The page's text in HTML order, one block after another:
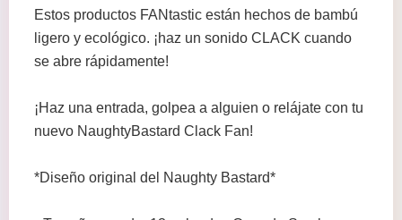
Estos productos FANtastic están hechos de bambú
ligero y ecológico. ¡haz un sonido CLACK cuando
se abre rápidamente!
¡Haz una entrada, golpea a alguien o relájate con tu
nuevo NaughtyBastard Clack Fan!
*Diseño original del Naughty Bastard*